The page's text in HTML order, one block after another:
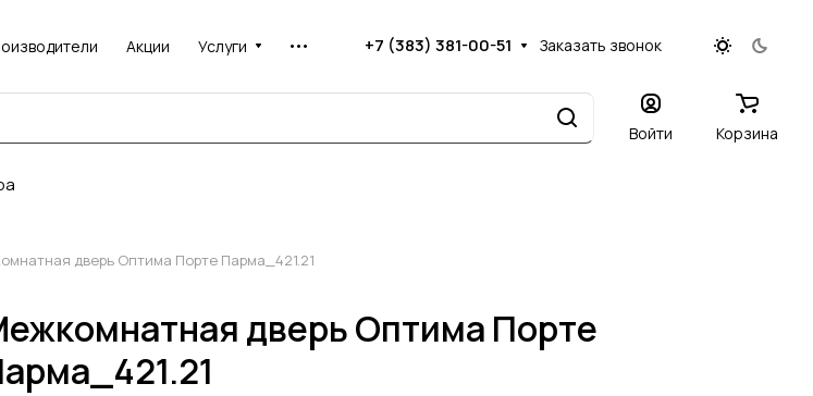
Акции Услуги +7 (383) 381-00-51 Заказать звонок
Войти Корзина
дверь Оптима Порте Парма_421.21
дверь Оптима Порте